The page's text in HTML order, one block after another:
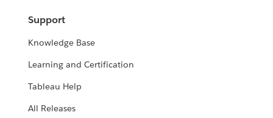
Support
Knowledge Base
Learning and Certification
Tableau Help
All Releases